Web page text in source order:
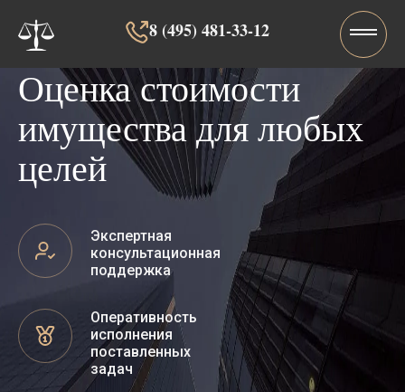
8 (495) 481-33-12‬‬
Оценка стоимости
имущества для любых
целей
Экспертная
консультационная
поддержка
Оперативность
исполнения
поставленных
задач